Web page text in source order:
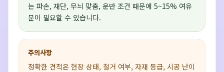
는 파손, 재단, 무늬 맞춤, 운반 조건 때문에 5~15% 여유
분이 필요할 수 있습니다.
주의사항
정확한 견적은 현장 상태, 철거 여부, 자재 등급, 시공 난이